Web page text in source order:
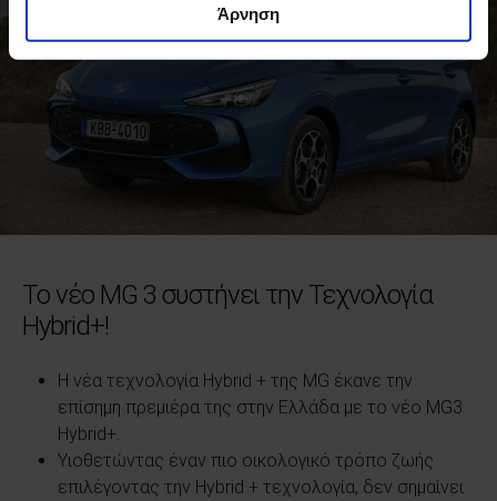
Άρνηση
Το νέο MG 3 συστήνει την Τεχνολογία
Hybrid+!
Η νέα τεχνολογία Hybrid + της MG έκανε την
επίσημη πρεμιέρα της στην Ελλάδα με το νέο MG3
Hybrid+.
Υιοθετώντας έναν πιο οικολογικό τρόπο ζωής
επιλέγοντας την Hybrid + τεχνολογία, δεν σημαίνει